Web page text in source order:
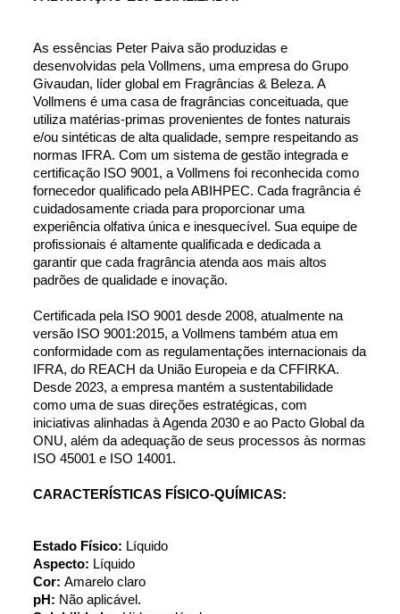
As essências Peter Paiva são produzidas e
desenvolvidas pela Vollmens, uma empresa do Grupo
Givaudan, líder global em Fragrâncias & Beleza. A
Vollmens é uma casa de fragrâncias conceituada, que
utiliza matérias-primas provenientes de fontes naturais
e/ou sintéticas de alta qualidade, sempre respeitando as
normas IFRA. Com um sistema de gestão integrada e
certificação ISO 9001, a Vollmens foi reconhecida como
fornecedor qualificado pela ABIHPEC. Cada fragrância é
cuidadosamente criada para proporcionar uma
experiência olfativa única e inesquecível. Sua equipe de
profissionais é altamente qualificada e dedicada a
garantir que cada fragrância atenda aos mais altos
padrões de qualidade e inovação.
Certificada pela ISO 9001 desde 2008, atualmente na
versão ISO 9001:2015, a Vollmens também atua em
conformidade com as regulamentações internacionais da
IFRA, do REACH da União Europeia e da CFFIRKA.
Desde 2023, a empresa mantém a sustentabilidade
como uma de suas direções estratégicas, com
iniciativas alinhadas à Agenda 2030 e ao Pacto Global da
ONU, além da adequação de seus processos às normas
ISO 45001 e ISO 14001.
CARACTERÍSTICAS FÍSICO-QUÍMICAS:
Estado Físico: Líquido
Aspecto: Líquido
Cor: Amarelo claro
pH: Não aplicável.